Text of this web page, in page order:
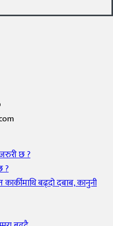
जरुरी छ ?
?
बढ्दो दबाब, कानुनी